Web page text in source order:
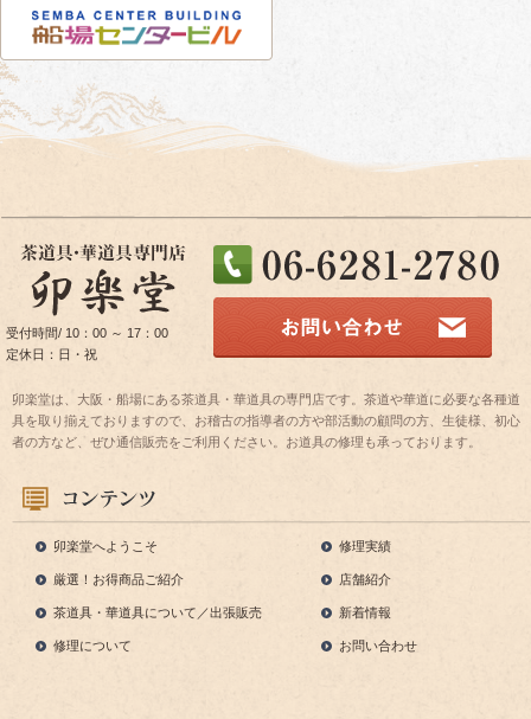
受付時間/ 10：00 ～ 17：00
定休日：日・祝
卯楽堂は、大阪・船場にある茶道具・華道具の専門店です。茶道や華道に必要な各種道
具を取り揃えておりますので、お稽古の指導者の方や部活動の顧問の方、生徒様、初心
者の方など、ぜひ通信販売をご利用ください。お道具の修理も承っております。
卯楽堂へようこそ
厳選！お得商品ご紹介
茶道具・華道具について／出張販売
修理について
修理実績
店舗紹介
新着情報
お問い合わせ